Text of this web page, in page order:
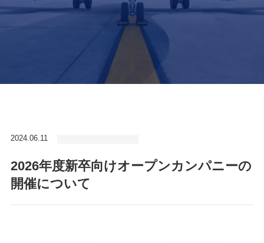
2024.06.11
2026年度新卒向けオープンカンパニーの
開催について